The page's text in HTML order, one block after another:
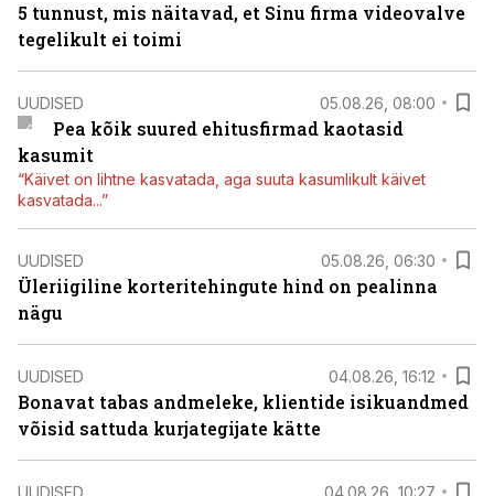
5 tunnust, mis näitavad, et Sinu firma videovalve
tegelikult ei toimi
UUDISED 05.08.26, 08:00
Pea kõik suured ehitusfirmad kaotasid
kasumit
“Käivet on lihtne kasvatada, aga suuta kasumlikult käivet
kasvatada...”
UUDISED 05.08.26, 06:30
Üleriigiline korteritehingute hind on pealinna
nägu
UUDISED 04.08.26, 16:12
Bonavat tabas andmeleke, klientide isikuandmed
võisid sattuda kurjategijate kätte
UUDISED 04.08.26, 10:27